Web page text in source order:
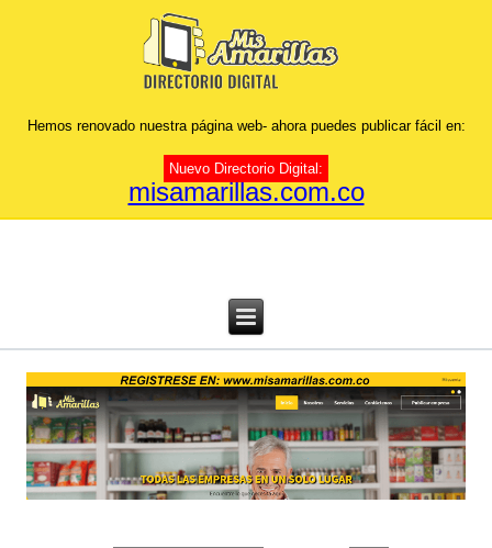
Hemos renovado nuestra página web- ahora puedes publicar fácil en:
Nuevo Directorio Digital:
misamarillas.com.co